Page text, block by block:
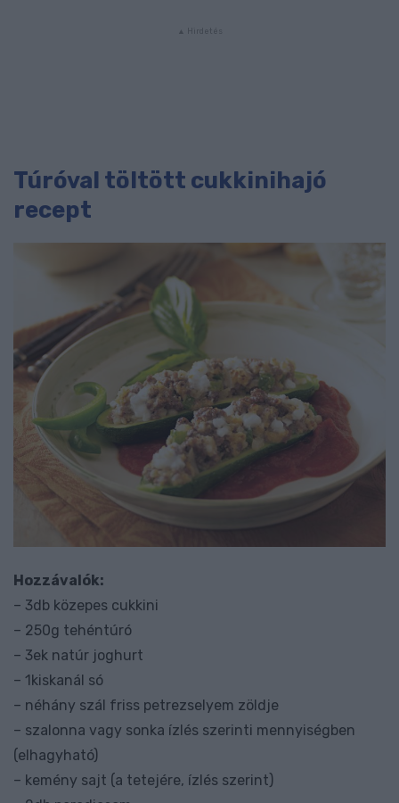
Túróval töltött cukkinihajó
recept
Hozzávalók:
– 3db közepes cukkini
– 250g tehéntúró
– 3ek natúr joghurt
– 1kiskanál só
– néhány szál friss petrezselyem zöldje
– szalonna vagy sonka ízlés szerinti mennyiségben
(elhagyható)
– kemény sajt (a tetejére, ízlés szerint)